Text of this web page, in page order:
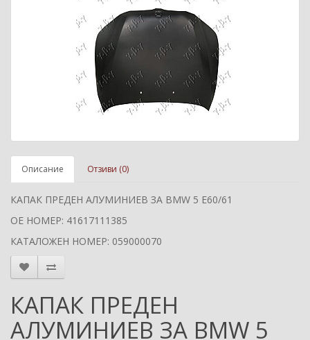
Описание Отзиви (0)
КАПАК ПРЕДЕН АЛУМИНИЕВ ЗА BMW 5 E60/61
ОЕ НОМЕР: 41617111385
КАТАЛОЖЕН НОМЕР: 059000070
КАПАК ПРЕДЕН
АЛУМИНИЕВ ЗА BMW 5